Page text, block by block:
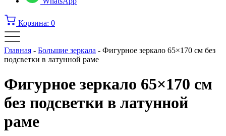
Корзина: 0
Главная - Большие зеркала - Фигурное зеркало 65×170 см без
подсветки в латунной раме
Фигурное зеркало 65×170 см
без подсветки в латунной
раме